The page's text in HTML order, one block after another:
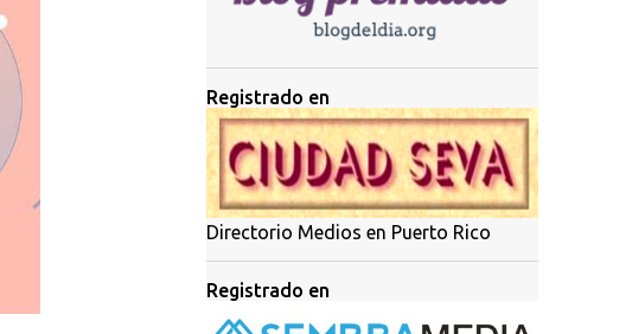
Registrado en
Directorio Medios en Puerto Rico
Registrado en